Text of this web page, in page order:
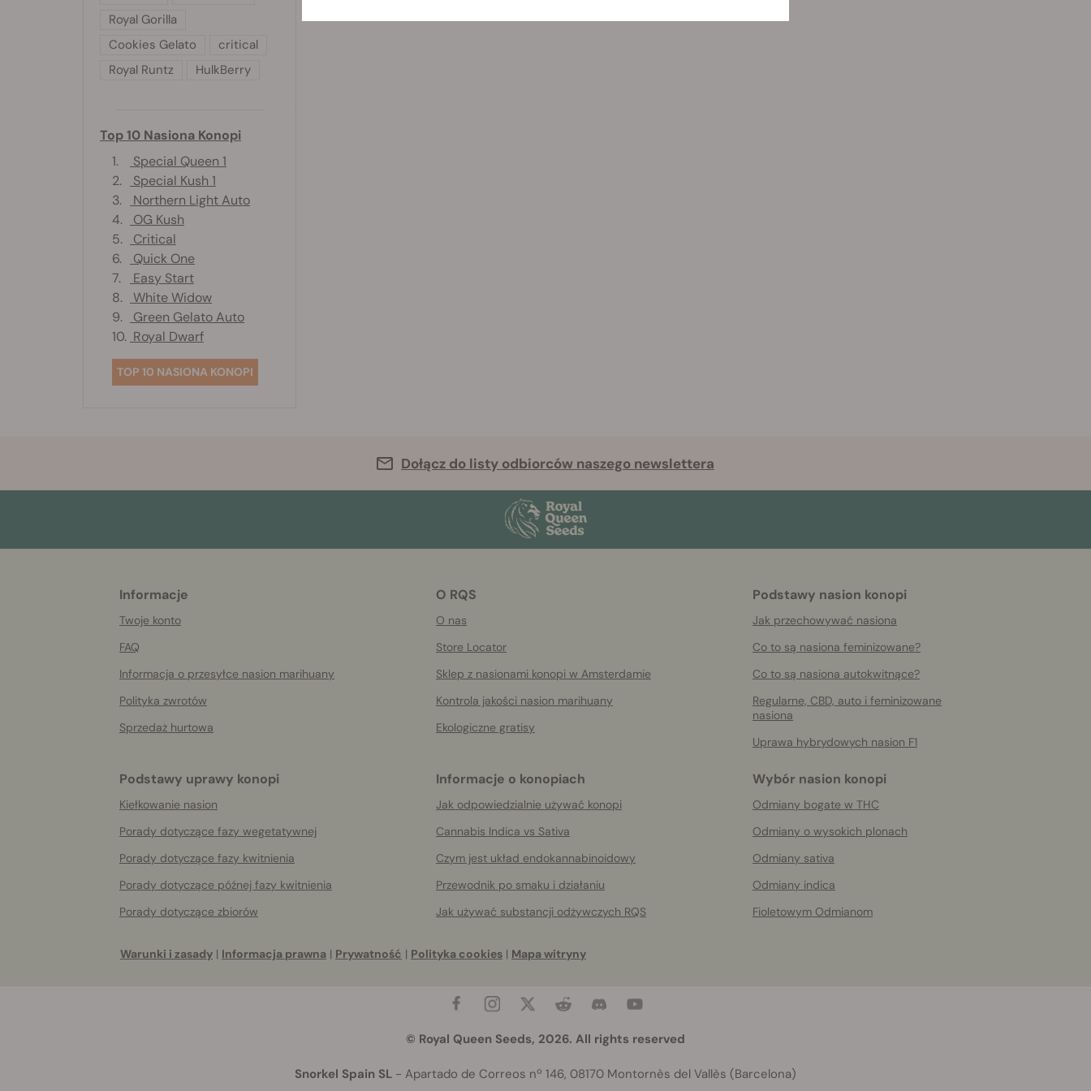
Royal Gorilla
Cookies Gelato
critical
Royal Runtz
HulkBerry
Top 10 Nasiona Konopi
1.
Special Queen 1
2.
Special Kush 1
3.
Northern Light Auto
4.
OG Kush
5.
Critical
6.
Quick One
7.
Easy Start
8.
White Widow
9.
Green Gelato Auto
10. Royal Dwarf
TOP 10 NASIONA KONOPI
Dołącz do listy odbiorców naszego newslettera
Informacje
Twoje konto
FAQ
Informacja o przesyłce nasion marihuany
Polityka zwrotów
Sprzedaż hurtowa
O RQS
O nas
Store Locator
Sklep z nasionami konopi w Amsterdamie
Kontrola jakości nasion marihuany
Ekologiczne gratisy
Podstawy nasion konopi
Jak przechowywać nasiona
Co to są nasiona feminizowane?
Co to są nasiona autokwitnące?
Regularne, CBD, auto i feminizowane
nasiona
Uprawa hybrydowych nasion F1
Podstawy uprawy konopi
Kiełkowanie nasion
Porady dotyczące fazy wegetatywnej
Porady dotyczące fazy kwitnienia
Porady dotyczące późnej fazy kwitnienia
Porady dotyczące zbiorów
Informacje o konopiach
Jak odpowiedzialnie używać konopi
Cannabis Indica vs Sativa
Czym jest układ endokannabinoidowy
Przewodnik po smaku i działaniu
Jak używać substancji odżywczych RQS
Wybór nasion konopi
Odmiany bogate w THC
Odmiany o wysokich plonach
Odmiany sativa
Odmiany indica
Fioletowym Odmianom
Warunki i zasady | Informacja prawna | Prywatność | Polityka cookies | Mapa witryny
© Royal Queen Seeds, 2026. All rights reserved
Snorkel Spain SL - Apartado de Correos nº 146, 08170 Montornès del Vallès (Barcelona)